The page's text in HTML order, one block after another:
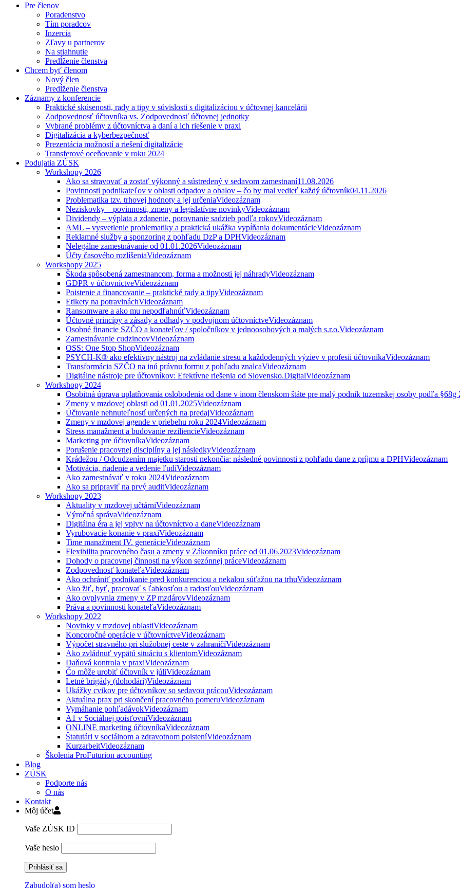
Pre členov
Poradenstvo
Tím poradcov
Inzercia
Zľavy u partnerov
Na stiahnutie
Predĺženie členstva
Chcem byť členom
Nový člen
Predĺženie členstva
Záznamy z konferencie
Praktické skúsenosti, rady a tipy v súvislosti s digitalizáciou v účtovnej kancelárii
Zodpovednosť účtovníka vs. Zodpovednosť účtovnej jednotky
Vybrané problémy z účtovníctva a daní a ich riešenie v praxi
Digitalizácia a kyberbezpečnosť
Prezentácia možností a riešení digitalizácie
Transferové oceňovanie v roku 2024
Podujatia ZÚSK
Workshopy 2026
Ako sa stravovať a zostať výkonný a sústredený v sedavom zamestnaní11.08.2026
Povinnosti podnikateľov v oblasti odpadov a obalov – čo by mal vedieť každý účtovník04.11.2026
Problematika tzv. trhovej hodnoty a jej určeniaVideozáznam
Neziskovky – povinnosti, zmeny a legislatívne novinkyVideozáznam
Dividendy – výplata a zdanenie, porovnanie sadzieb podľa rokovVideozáznam
AML – vysvetlenie problematiky a praktická ukážka vypĺňania dokumentácieVideozáznam
Reklamné služby a sponzoring z pohľadu DzP a DPHVideozáznam
Nelegálne zamestnávanie od 01.01.2026Videozáznam
Účty časového rozlíšeniaVideozáznam
Workshopy 2025
Škoda spôsobená zamestnancom, forma a možnosti jej náhradyVideozáznam
GDPR v účtovníctveVideozáznam
Poistenie a financovanie – praktické rady a tipyVideozáznam
Etikety na potravináchVideozáznam
Ransomware a ako mu nepodľahnúťVideozáznam
Účtovné princípy a zásady a odhady v podvojnom účtovníctveVideozáznam
Osobné financie SZČO a konateľov / spoločníkov v jednoosobových a malých s.r.o.Videozáznam
Zamestnávanie cudzincovVideozáznam
OSS: One Stop ShopVideozáznam
PSYCH-K® ako efektívny nástroj na zvládanie stresu a každodenných výziev v profesii účtovníkaVideozáznam
Transformácia SZČO na inú právnu formu z pohľadu znalcaVideozáznam
Digitálne nástroje pre účtovníkov: Efektívne riešenia od Slovensko.DigitalVideozáznam
Workshopy 2024
Osobitná úprava uplatňovania oslobodenia od dane v inom členskom štáte pre malý podnik tuzemskej osoby podľa §68g
Zmeny v mzdovej oblasti od 01.01.2025Videozáznam
Účtovanie nehnuteľností určených na predajVideozáznam
Zmeny v mzdovej agende v priebehu roku 2024Videozáznam
Stress manažment a budovanie reziliencieVideozáznam
Marketing pre účtovníkaVideozáznam
Porušenie pracovnej disciplíny a jej následkyVideozáznam
Krádežou / Odcudzením majetku starosti nekončia: následné povinnosti z pohľadu dane z príjmu a DPHVideozáznam
Motivácia, riadenie a vedenie ľudíVideozáznam
Ako zamestnávať v roku 2024Videozáznam
Ako sa pripraviť na prvý auditVideozáznam
Workshopy 2023
Aktuality v mzdovej učtárniVideozáznam
Výročná správaVideozáznam
Digitálna éra a jej vplyv na účtovníctvo a daneVideozáznam
Vyrubovacie konanie v praxiVideozáznam
Time manažment IV. generácieVideozáznam
Flexibilita pracovného času a zmeny v Zákonníku práce od 01.06.2023Videozáznam
Dohody o pracovnej činnosti na výkon sezónnej práceVideozáznam
Zodpovednosť konateľaVideozáznam
Ako ochrániť podnikanie pred konkurenciou a nekalou súťažou na trhuVideozáznam
Ako žiť, byť, pracovať s ľahkosťou a radosťouVideozáznam
Ako ovplyvnia zmeny v ZP mzdárovVideozáznam
Práva a povinnosti konateľaVideozáznam
Workshopy 2022
Novinky v mzdovej oblastiVideozáznam
Koncoročné operácie v účtovníctveVideozáznam
Výpočet stravného pri služobnej ceste v zahraničíVideozáznam
Ako zvládnuť vypätú situáciu s klientomVideozáznam
Daňová kontrola v praxiVideozáznam
Čo môže urobiť účtovník v júliVideozáznam
Letné brigády (dohodári)Videozáznam
Ukážky cvikov pre účtovníkov so sedavou prácouVideozáznam
Aktuálna prax pri skončení pracovného pomeruVideozáznam
Vymáhanie pohľadávokVideozáznam
A1 v Sociálnej poisťovniVideozáznam
ONLINE marketing účtovníkaVideozáznam
Štatutári v sociálnom a zdravotnom poisteníVideozáznam
KurzarbeitVideozáznam
Školenia ProFuturion accounting
Blog
ZÚSK
Podporte nás
O nás
Kontakt
Môj účet
Vaše ZÚSK ID
Vaše heslo
Zabudol(a) som heslo